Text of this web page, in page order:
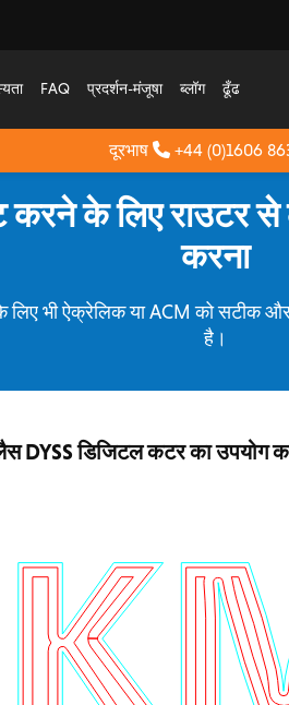
FAQ प्रदर्शन-मंजूषा ब्लॉग ढूँढ
दूरभाष +44 (0)1606
करने के लिए राउटर
करना
भी ऐक्रेलिक या ACM को सटीक
है।
DYSS डिजिटल कटर का उपयोग